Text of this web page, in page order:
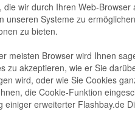
wir durch Ihren Web-Browser
unseren Systeme zu
zu bieten.
meisten Browser wird Ihnen
zu akzeptieren, wie er Sie
wird, oder wie Sie Cookies
die Cookie-Funktion
einiger erweiterter Flashbay.de